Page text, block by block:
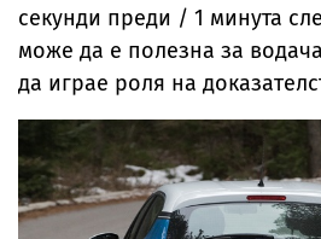
секунди преди / 1 минута
може да е полезна за
да играе роля на